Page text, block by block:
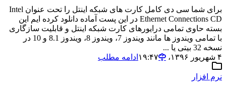
برای شما سی دی کامل کارت های شبکه اینتل را تحت عنوان Intel
Ethernet Connections CD در این پست آماده دانلود کرده ایم این
بسته حاوی تمامی درایورهای کارت شبکه اینتل و قابلیت سازگاری
با تمامی ویندوز ها مانند ویندوز 7، ویندوز 8، ویندوز 8.1 و 10 در
نسخه 32 بیتی یا ...
۴ شهریور ۱۳۹۶،‏ ۱۹:۴۷
ادامه مطلب
نرم افزار